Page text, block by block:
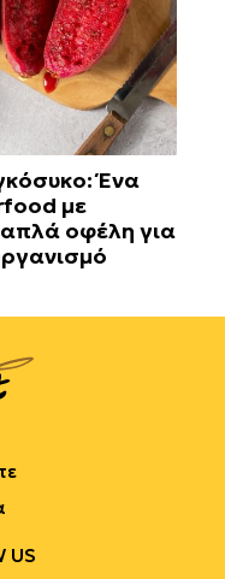
Ένα
με
οφέλη για
US